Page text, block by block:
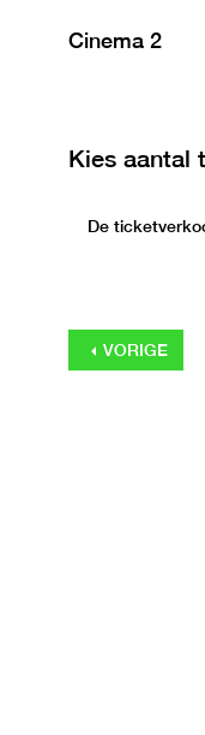
Cinema 2
Kies aantal
De
VORIGE